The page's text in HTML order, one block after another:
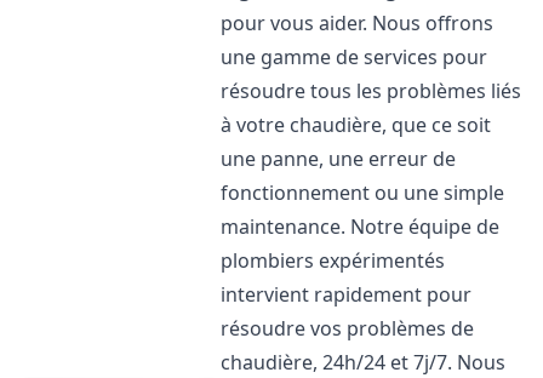
pour vous aider. Nous offrons
une gamme de services pour
résoudre tous les problèmes liés
à votre chaudière, que ce soit
une panne, une erreur de
fonctionnement ou une simple
maintenance. Notre équipe de
plombiers expérimentés
intervient rapidement pour
résoudre vos problèmes de
chaudière, 24h/24 et 7j/7. Nous